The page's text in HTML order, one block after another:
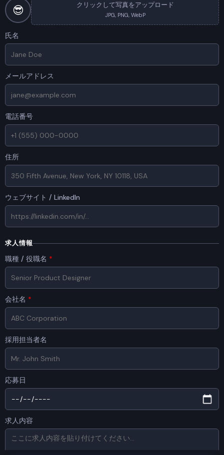
😎 クリックして写真をアップロード
JPG, PNG, WebP
氏名
メールアドレス
電話番号
住所
ウェブサイト / LinkedIn
求人情報
職種 / 役職名 *
会社名 *
採用担当者名
応募日
求人内容